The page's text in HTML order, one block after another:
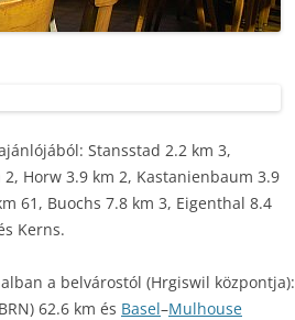
Stansstad 2.2 km 3,
Horw 3.9 km 2, Kastanienbaum 3.9
61, Buochs 7.8 km 3, Eigenthal 8.4
Kerns.
a belvárostól (Hrgiswil központja):
62.6 km és Basel–Mulhouse